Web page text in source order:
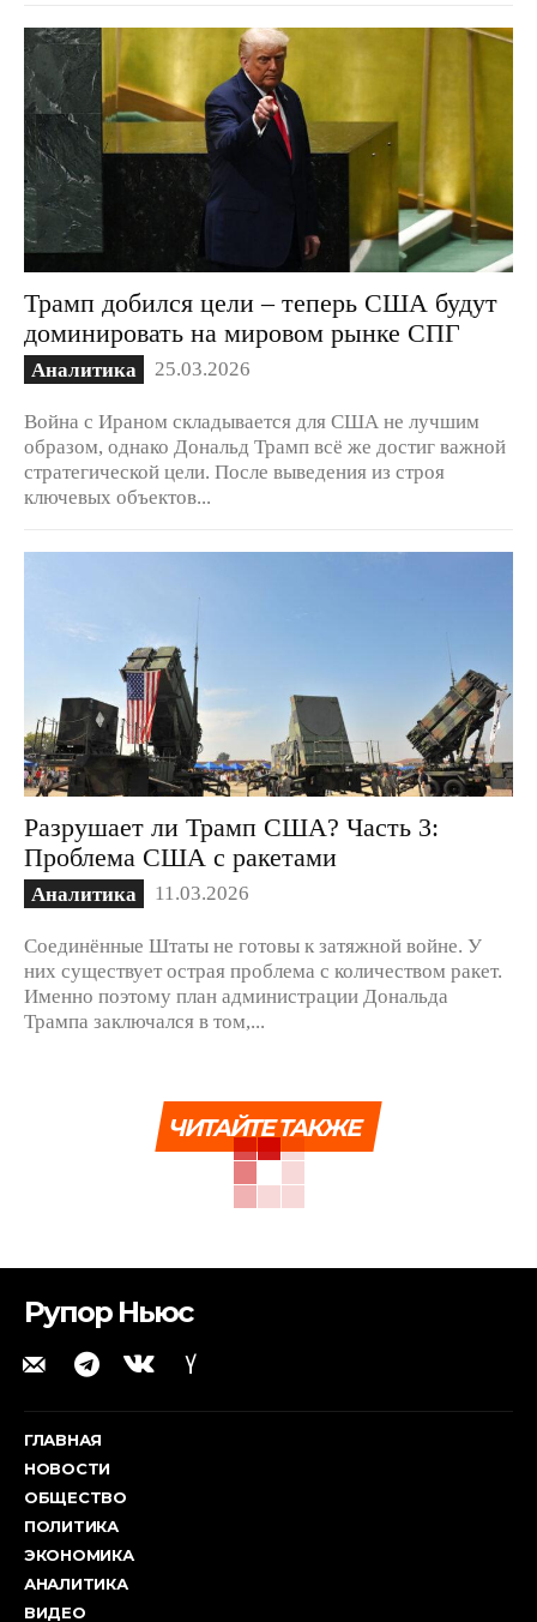
Трамп добился цели – теперь США будут
доминировать на мировом рынке СПГ
Аналитика 25.03.2026
Война с Ираном складывается для США не лучшим
образом, однако Дональд Трамп всё же достиг важной
стратегической цели. После выведения из строя
ключевых объектов...
Разрушает ли Трамп США? Часть 3:
Проблема США с ракетами
Аналитика 11.03.2026
Соединённые Штаты не готовы к затяжной войне. У
них существует острая проблема с количеством ракет.
Именно поэтому план администрации Дональда
Трампа заключался в том,...
ЧИТАЙТЕ ТАКЖЕ
Рупор Ньюс
ГЛАВНАЯ
НОВОСТИ
ОБЩЕСТВО
ПОЛИТИКА
ЭКОНОМИКА
АНАЛИТИКА
ВИДЕО